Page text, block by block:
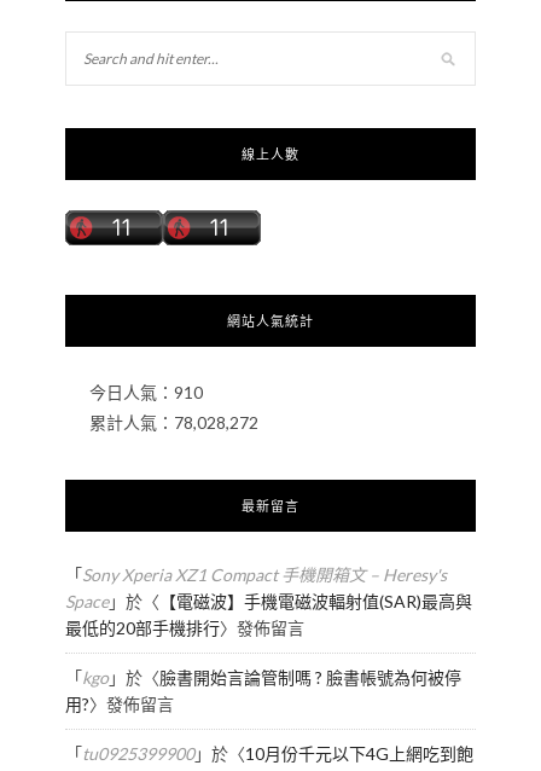
線上人數
網站人氣統計
今日人氣： 910
累計人氣： 78,028,272
最新留言
「Sony Xperia XZ1 Compact 手機開箱文 – Heresy's
Space」於〈 【電磁波】手機電磁波輻射值(SAR)最高與
最低的20部手機排行〉發佈留言
「kgo」於〈臉書開始言論管制嗎 ? 臉書帳號為何被停
用?〉發佈留言
「tu0925399900」於〈10月份千元以下4G上網吃到飽